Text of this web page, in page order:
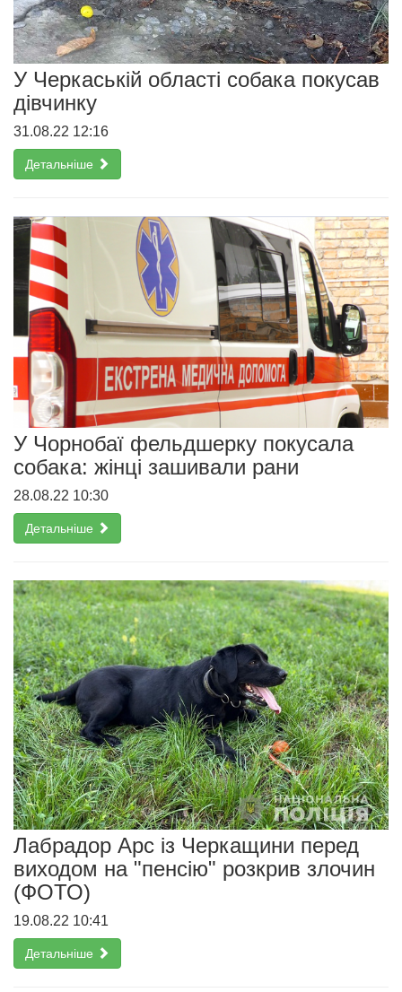
У Черкаській області собака покусав
дівчинку
31.08.22 12:16
Детальніше
У Чорнобаї фельдшерку покусала
собака: жінці зашивали рани
28.08.22 10:30
Детальніше
Лабрадор Арс із Черкащини перед
виходом на "пенсію" розкрив злочин
(ФОТО)
19.08.22 10:41
Детальніше